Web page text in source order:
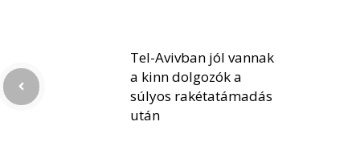
Tel-Avivban jól vannak
a kinn dolgozók a
súlyos rakétatámadás
után